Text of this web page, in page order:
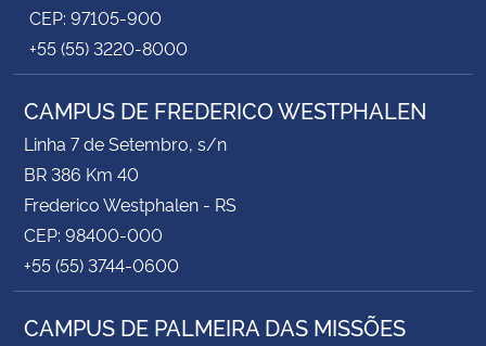
CEP: 97105-900
+55 (55) 3220-8000
CAMPUS DE FREDERICO WESTPHALEN
Linha 7 de Setembro, s/n
BR 386 Km 40
Frederico Westphalen - RS
CEP: 98400-000
+55 (55) 3744-0600
CAMPUS DE PALMEIRA DAS MISSÕES